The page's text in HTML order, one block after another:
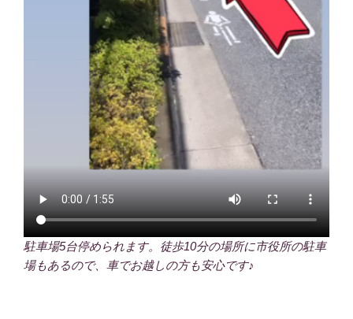
駐車場5台停められます。徒歩10分の場所に市役所の駐車
場もあるので、車でお越しの方も安心です♪